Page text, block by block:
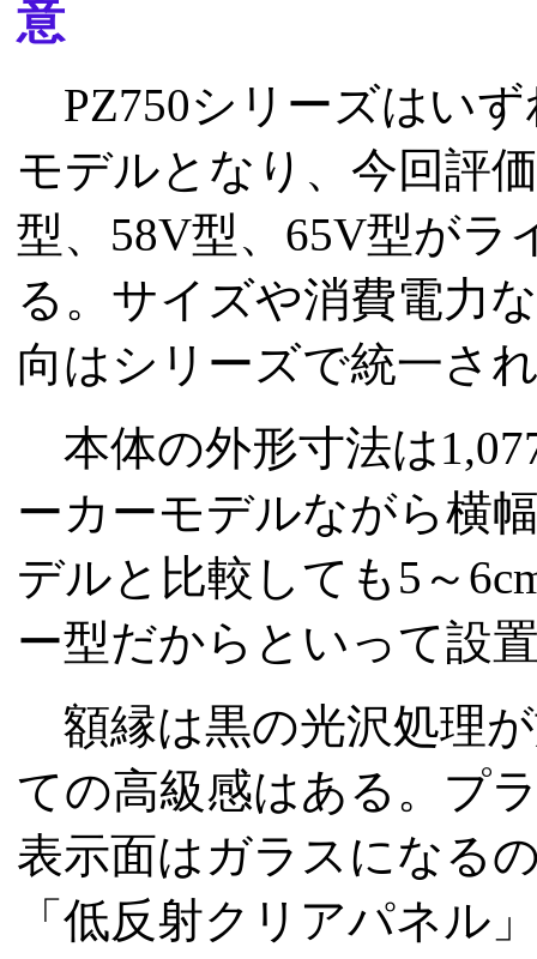
意
PZ750シリーズはい
モデルとなり、今回評
型、58V型、65V型がラ
る。サイズや消費電力
向はシリーズで統一さ
本体の外形寸法は
ーカーモデルながら横
デルと比較しても5～
ー型だからといって設
額縁は黒の光沢処理
ての高級感はある。プ
表示面はガラスになる
「低反射クリアパネル